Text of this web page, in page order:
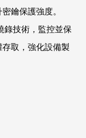
鑰保護強度。
錄技術，監控並保
取，強化設備製